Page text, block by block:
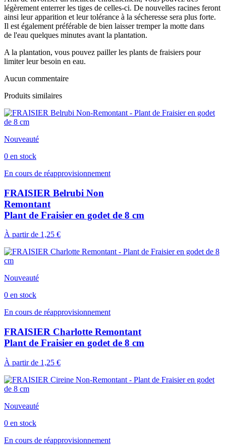
légèrement enterrer les tiges de celles-ci. De nouvelles racines feront
ainsi leur apparition et leur tolérance à la sécheresse sera plus forte.
Il est également préférable de bien laisser tremper la motte dans
de l'eau quelques minutes avant la plantation.
A la plantation, vous pouvez pailler les plants de fraisiers pour
limiter leur besoin en eau.
Aucun commentaire
Produits similaires
Nouveauté
0 en stock
En cours de réapprovisionnement
FRAISIER Belrubi Non
Remontant
Plant de Fraisier en godet de 8 cm
À partir de 1,25 €
Nouveauté
0 en stock
En cours de réapprovisionnement
FRAISIER Charlotte Remontant
Plant de Fraisier en godet de 8 cm
À partir de 1,25 €
Nouveauté
0 en stock
En cours de réapprovisionnement